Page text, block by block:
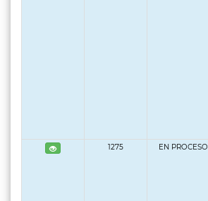
1275 EN PROCESO